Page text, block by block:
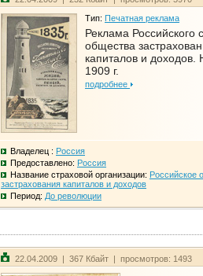
Тип: Печатная реклама
Реклама Российского
общества
капиталов и доходов.
1909 г.
подробнее
Владелец : Россия
Предоставлено: Россия
Название страховой организации: Российское
застрахования капиталов и доходов
Период: До революции
22.04.2009 | 367 Кбайт | просмотров: 1493